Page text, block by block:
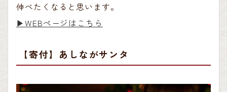
伸べたくなると思います。
▶︎WEBページはこちら
【寄付】あしながサンタ